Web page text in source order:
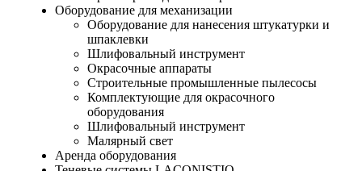
Оборудование для механизации
Оборудование для нанесения штукатурки и
шпаклевки
Шлифовальный инструмент
Окрасочные аппараты
Строительные промышленные пылесосы
Комплектующие для окрасочного
оборудования
Шлифовальный инструмент
Малярный свет
Аренда оборудования